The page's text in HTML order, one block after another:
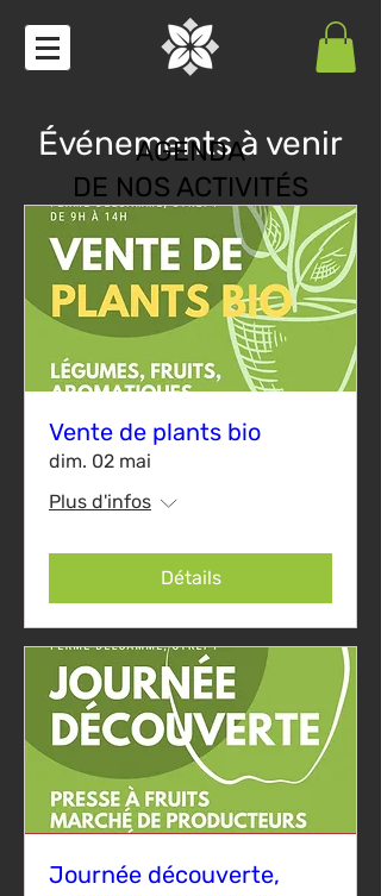
Événements à venir
Vente de plants bio
dim. 02 mai
Plus d'infos
Détails
Journée découverte,
AGENDA
DE NOS ACTIVITÉS